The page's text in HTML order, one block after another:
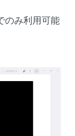
のみ利用可能